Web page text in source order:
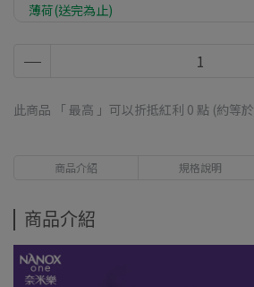
薄荷(送完為止)
完為止)
此商品 「 最高 」可以折抵紅利 0 點 (約等於
商品介紹 規格說明
商品介紹